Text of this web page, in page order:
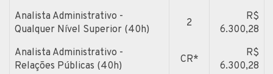
Analista Administrativo -
Qualquer Nível Superior (40h)
2
R$
6.300,28
Analista Administrativo -
Relações Públicas (40h)
CR*
R$
6.300,28